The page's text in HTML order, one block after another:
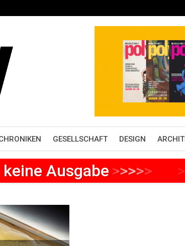
GESELLSCHAFT DESIGN
Ausgabe>>>>>>